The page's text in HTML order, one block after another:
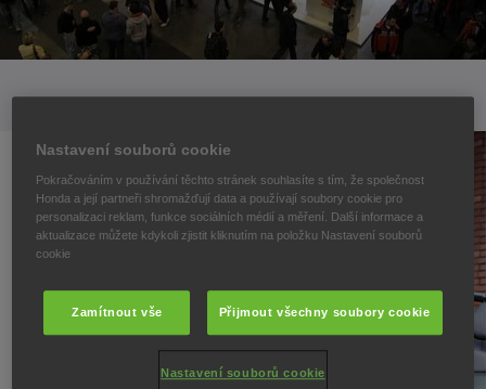
Nastavení souborů cookie
Pokračováním v používání těchto stránek souhlasíte s tím, že společnost
Honda a její partneři shromažďují data a používají soubory cookie pro
personalizaci reklam, funkce sociálních médií a měření. Další informace a
aktualizace můžete kdykoli zjistit kliknutím na položku Nastavení souborů
cookie
Zamítnout vše Přijmout všechny soubory cookie
Nastavení souborů cookie